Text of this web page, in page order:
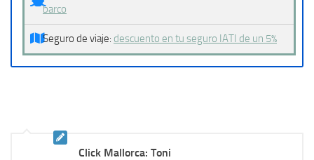
barco
Seguro de viaje: descuento en tu seguro IATI de un 5%
Click Mallorca: Toni